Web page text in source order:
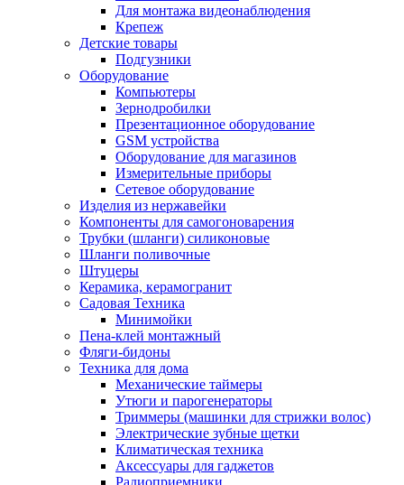
Для монтажа видеонаблюдения
Крепеж
Детские товары
Подгузники
Оборудование
Компьютеры
Зернодробилки
Презентационное оборудование
GSM устройства
Оборудование для магазинов
Измерительные приборы
Сетевое оборудование
Изделия из нержавейки
Компоненты для самогоноварения
Трубки (шланги) силиконовые
Шланги поливочные
Штуцеры
Керамика, керамогранит
Садовая Техника
Минимойки
Пена-клей монтажный
Фляги-бидоны
Техника для дома
Механические таймеры
Утюги и парогенераторы
Триммеры (машинки для стрижки волос)
Электрические зубные щетки
Климатическая техника
Аксессуары для гаджетов
Радиоприемники